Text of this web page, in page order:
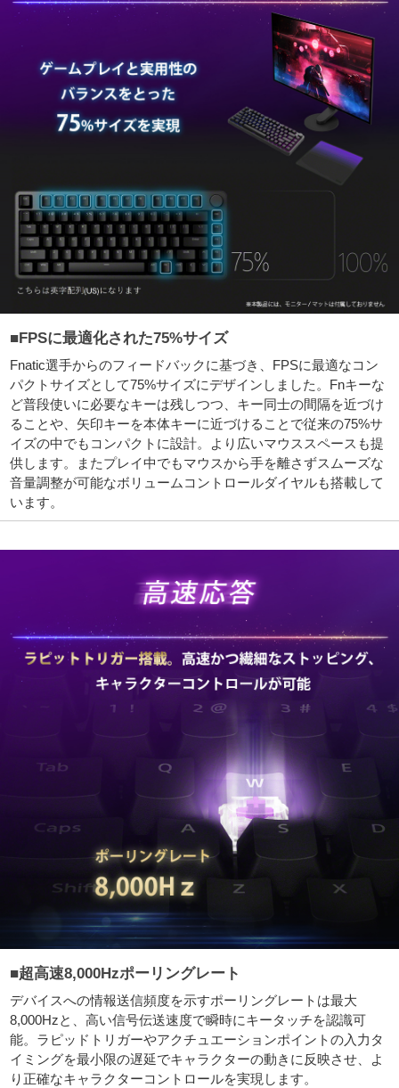
■FPSに最適化された75%サイズ
Fnatic選手からのフィードバックに基づき、FPSに最適なコン
パクトサイズとして75%サイズにデザインしました。Fnキーな
ど普段使いに必要なキーは残しつつ、キー同士の間隔を近づけ
ることや、矢印キーを本体キーに近づけることで従来の75%サ
イズの中でもコンパクトに設計。より広いマウススペースも提
供します。またプレイ中でもマウスから手を離さずスムーズな
音量調整が可能なボリュームコントロールダイヤルも搭載して
います。
■超高速8,000Hzポーリングレート
デバイスへの情報送信頻度を示すポーリングレートは最大
8,000Hzと、高い信号伝送速度で瞬時にキータッチを認識可
能。ラピッドトリガーやアクチュエーションポイントの入力タ
イミングを最小限の遅延でキャラクターの動きに反映させ、よ
り正確なキャラクターコントロールを実現します。